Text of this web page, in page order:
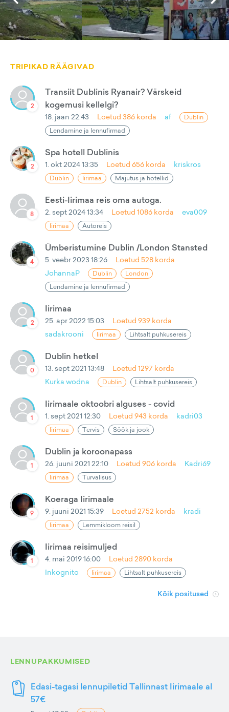
TRIPIKAD RÄÄGIVAD
2
Transiit Dublinis Ryanair? Värskeid
kogemusi kellelgi?
18. jaan 22:43 Loetud 386 korda af
Dublin
Lendamine ja lennufirmad
2
Spa hotell Dublinis
1. okt 2024 13:35 Loetud 656 korda kriskros
Dublin Iirimaa Majutus ja hotellid
8
Eesti-Iirimaa reis oma autoga.
2. sept 2024 13:34 Loetud 1086 korda eva009
Iirimaa Autoreis
4
Ümberistumine Dublin /London Stansted
5. veebr 2023 18:26 Loetud 528 korda
JohannaP
Dublin
London
Lendamine ja lennufirmad
2
Iirimaa
25. apr 2022 15:03 Loetud 939 korda
sadakrooni
Iirimaa Lihtsalt puhkusereis
0
Dublin hetkel
13. sept 2021 13:48 Loetud 1297 korda
Kurka wodna
Dublin Lihtsalt puhkusereis
1
Iirimaale oktoobri alguses - covid
1. sept 2021 12:30 Loetud 943 korda kadri03
Iirimaa Tervis Söök ja jook
1
Dublin ja koroonapass
26. juuni 2021 22:10 Loetud 906 korda Kadri69
Iirimaa Turvalisus
9
Koeraga Iirimaale
9. juuni 2021 15:39 Loetud 2752 korda kradi
Iirimaa Lemmikloom reisil
1
Iirimaa reisimuljed
4. mai 2019 16:00 Loetud 2890 korda
Inkognito
Iirimaa Lihtsalt puhkusereis
Kõik positused
LENNUPAKKUMISED
Edasi-tagasi lennupiletid Tallinnast Iirimaale al
57€